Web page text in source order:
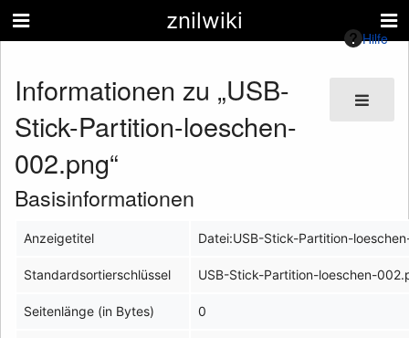
znilwiki
Hilfe
Informationen zu „USB-
Stick-Partition-loeschen-
002.png“
Basisinformationen
Anzeigetitel Datei:USB-Stick-Partition-
Standardsortierschlüssel USB-Stick-Partition-loeschen-
Seitenlänge (in Bytes) 0